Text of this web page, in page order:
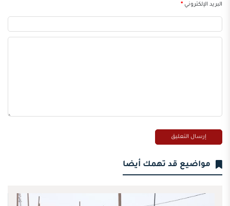
البريد الإلكتروني*
مواضيع قد تهمك أيضا